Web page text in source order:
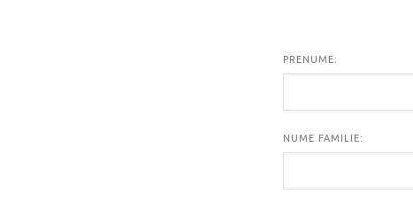
PRENUME:
NUME FAMILIE: